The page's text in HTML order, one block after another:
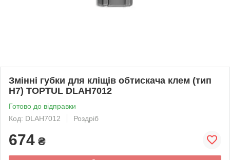
Змінні губки для кліщів обтискача клем (тип
H7) TOPTUL DLAH7012
Готово до відправки
Код: DLAH7012
Роздріб
674 ₴